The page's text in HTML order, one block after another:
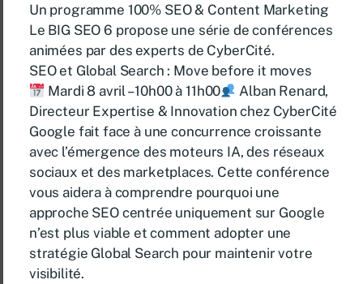
Un programme 100% SEO & Content Marketing
Le BIG SEO 6 propose une série de conférences
animées par des experts de CyberCité.
SEO et Global Search : Move before it moves
Mardi 8 avril – 10h00 à 11h00
Alban Renard,
Directeur Expertise & Innovation chez CyberCité
Google fait face à une concurrence croissante
avec l’émergence des moteurs IA, des réseaux
sociaux et des marketplaces. Cette conférence
vous aidera à comprendre pourquoi une
approche SEO centrée uniquement sur Google
n’est plus viable et comment adopter une
stratégie Global Search pour maintenir votre
visibilité.